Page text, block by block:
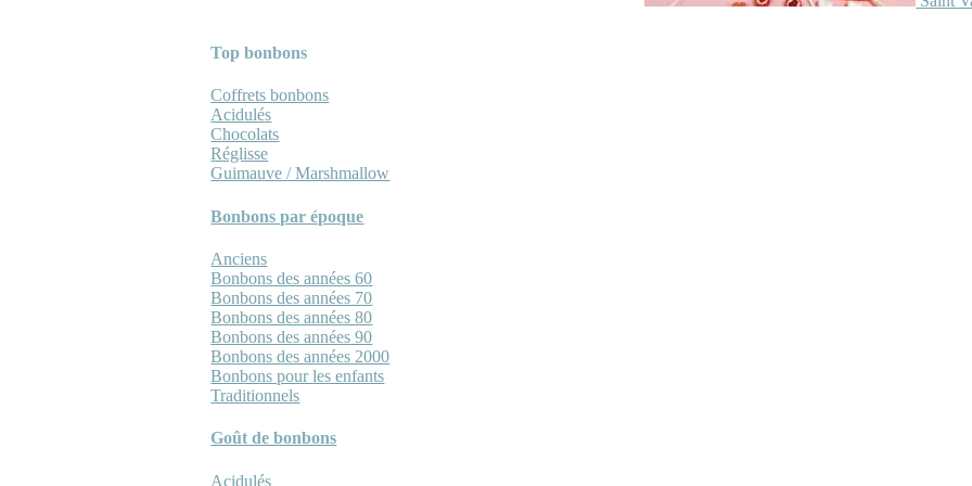
Top bonbons
Coffrets bonbons
Acidulés
Chocolats
Réglisse
Guimauve / Marshmallow
Bonbons par époque
Anciens
Bonbons des années 60
Bonbons des années 70
Bonbons des années 80
Bonbons des années 90
Bonbons des années 2000
Bonbons pour les enfants
Traditionnels
Goût de bonbons
Acidulés